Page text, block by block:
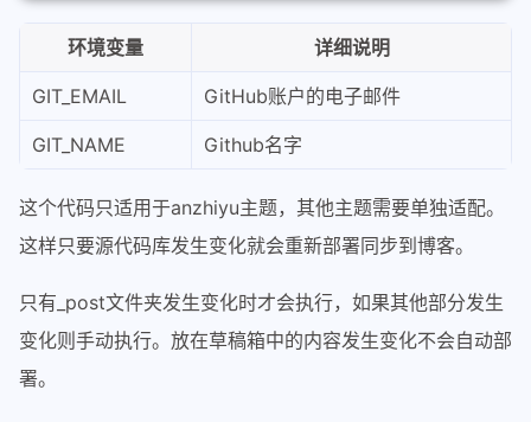
17
19
21
22
24
25
        node-version:
[22.x]
    steps:
      - name: 开始运行
        uses: actions/checkout@v3
- name: 设置 Node.js ${{
        uses: actions/setup-node@v4
node-version: ${{
环境变量 详细说明
GIT_EMAIL GitHub账户的电子邮件
GIT_NAME Github名字
这个代码只适用于anzhiyu主题，其他主题需要单独适配。
这样只要源代码库发生变化就会重新部署同步到博客。
只有_post文件夹发生变化时才会执行，如果其他部分发生
变化则手动执行。放在草稿箱中的内容发生变化不会自动部
署。